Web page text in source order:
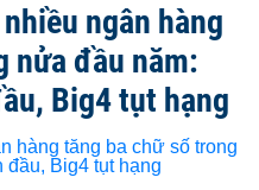
ngân hàng
nửa đầu năm:
Big4 tụt hạng